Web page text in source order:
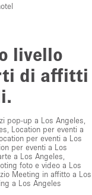
livello
di affitti
pop-up a Los Angeles
Location per eventi a
per eventi a Los
per eventi a Los
a Los Angeles
foto e video a Los
Meeting in affitto a Los
a Los Angeles